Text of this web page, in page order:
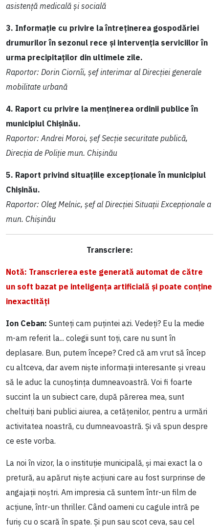
asistență medicală și socială
3. Informație cu privire la întreținerea gospodăriei
drumurilor în sezonul rece și intervenția serviciilor în
urma precipitaților din ultimele zile.
Raportor: Dorin Ciornîi, șef interimar al Direcției generale
mobilitate urbană
4. Raport cu privire la menținerea ordinii publice în
municipiul Chișinău.
Raportor: Andrei Moroi, șef Secție securitate publică,
Direcția de Poliție mun. Chișinău
5. Raport privind situațiile excepționale în municipiul
Chișinău.
Raportor: Oleg Melnic, șef al Direcției Situații Excepționale a
mun. Chișinău
Transcriere:
Notă: Transcrierea este generată automat de către
un soft bazat pe inteligența artificială și poate conține
inexactități
Ion Ceban: Sunteți cam puțintei azi. Vedeți? Eu la medie
m-am referit la... colegii sunt toți, care nu sunt în
deplasare. Bun, putem începe? Cred că am vrut să încep
cu altceva, dar avem niște informații interesante și vreau
să le aduc la cunoștința dumneavoastră. Voi fi foarte
succint la un subiect care, după părerea mea, sunt
cheltuiți bani publici aiurea, a cetățenilor, pentru a urmări
activitatea noastră, cu dumneavoastră. Și vă spun despre
ce este vorba.
La noi în vizor, la o instituție municipală, și mai exact la o
pretură, au apărut niște acțiuni care au fost surprinse de
angajații noștri. Am impresia că suntem într-un film de
acțiune, într-un thriller. Când oameni cu cagule intră pe
furiș cu o scară în spate. Și pun sau scot ceva, sau cel